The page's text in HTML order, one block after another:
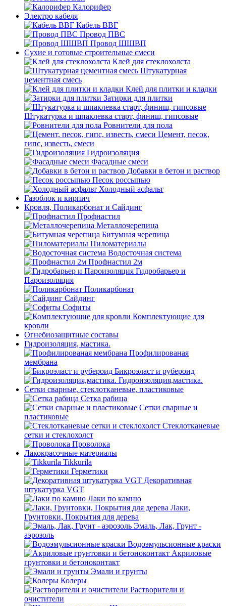
Калорифер
Электро кабеля
Кабель ВВГ
Провод ПВС
Провод ШШВП
Сухие и готовые строительные смеси
Клей для стеклохолста
Штукатурная
цементная смесь
Клей для плитки и кладки
Затирки для плитки
Штукатурка и шпаклевка старт, финиш, гипсовые
Ровнители для пола
Цемент, песок,
гипс, известь, смеси
Гидроизоляция
Фасадные смеси
Добавки в бетон и раствор
Песок россыпью
Холодный асфальт
Газоблок и кирпич
Кровля, Поликарбонат и Сайдинг
Профнастил
Металлочерепица
Битумная черепица
Пиломатериалы
Водосточная система
Профнастил 2м
Гидробарьер и
Пароизоляция
Поликарбонат
Сайдинг
Софиты
Комплектующие для
кровли
Огнебиозащитные составы
Гидроизоляция, мастика.
Профилированая
мембрана
Бикроэласт и рубероид
Гидроизоляция,мастика.
Сетки сварные, стеклотканевые, пластиковые
Сетка рабица
Сетки сварные и
пластиковые
Стеклотканевые
сетки и стеклохолст
Проволока
Лакокрасочные материалы
Tikkurila
Герметики
Декоративная
штукатурка VGT
Лаки по камню
Лаки,
Грунтовки, Покрытия для дерева
Эмаль, Лак, Грунт -
аэрозоль
Водоэмульсионные краски
Акриловые
грунтовки и бетоноконтакт
Эмали и грунты
Колеры
Растворители и
очистители